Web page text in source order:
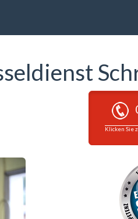
Klicken Sie